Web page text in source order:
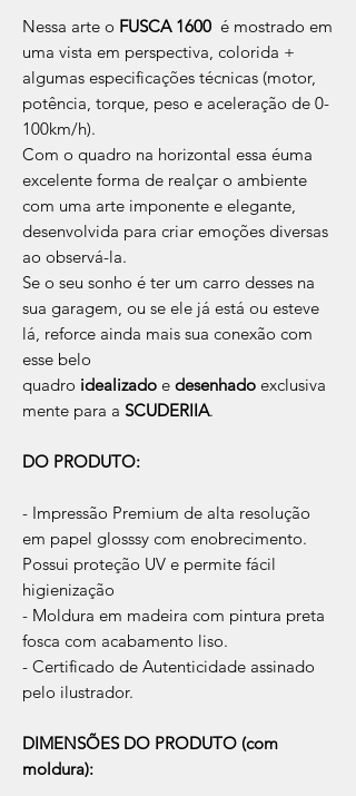
Nessa arte o FUSCA 1600 é mostrado em
uma vista em perspectiva, colorida +
algumas especificações técnicas (motor,
potência, torque, peso e aceleração de 0-
100km/h).
Com o quadro na horizontal essa éuma
excelente forma de realçar o ambiente
com uma arte imponente e elegante,
desenvolvida para criar emoções diversas
ao observá-la.
Se o seu sonho é ter um carro desses na
sua garagem, ou se ele já está ou esteve
lá, reforce ainda mais sua conexão com
esse belo
quadro idealizado e desenhado exclusiva
mente para a SCUDERIIA.
DO PRODUTO:
- Impressão Premium de alta resolução
em papel glosssy com enobrecimento.
Possui proteção UV e permite fácil
higienização
- Moldura em madeira com pintura preta
fosca com acabamento liso.
- Certificado de Autenticidade assinado
pelo ilustrador.
DIMENSÕES DO PRODUTO (com
moldura):